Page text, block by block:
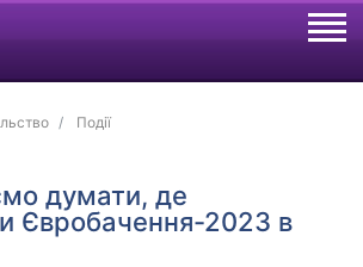
Події
думати, де
Євробачення-2023 в